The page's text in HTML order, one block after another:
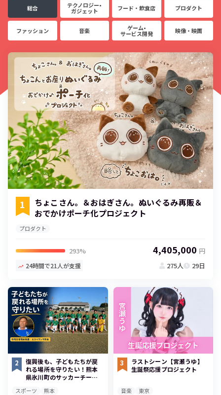
総合 テクノロジー•
ガジェット フード・飲食店 プロダクト
ファッション 音楽 ゲーム•
サービス開発 映像・映画
1
ちょこさん。＆おはぎさん。ぬいぐるみ再販＆
おでかけポーチ化プロジェクト
プロダクト
293% 4,405,000 円
24時間で21人が支援 275人 29日
2
復興後も、子どもたちが戻
れる場所を守りたい！熊本
県氷川町のサッカーチーム
スポーツ 熊本
3
ラストシーン【宮瀬うゆ】
生誕祭応援プロジェクト
音楽 東京